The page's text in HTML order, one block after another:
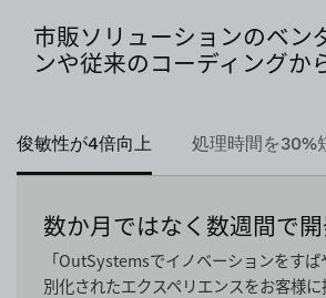
市販ソリューションのベン
ンや従来のコーディングか
俊敏性が4倍向上 処理時間を30%
数か月ではなく数週間で
「OutSystemsでイノベーションをす
別化されたエクスペリエンスをお客様